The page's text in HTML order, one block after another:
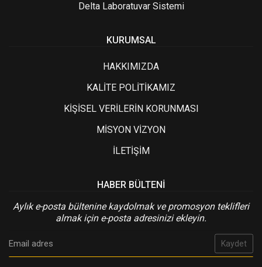
Delta Laboratuvar Sistemi
KURUMSAL
HAKKIMIZDA
KALİTE POLİTİKAMIZ
KİŞİSEL VERİLERİN KORUNMASI
MİSYON VİZYON
İLETİŞİM
HABER BÜLTENI
Aylık e-posta bültenine kaydolmak ve promosyon teklifleri
almak için e-posta adresinizi ekleyin.
Kaydet